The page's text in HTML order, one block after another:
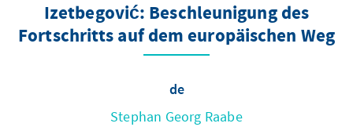
Izetbegović: Beschleunigung des
Fortschritts auf dem europäischen Weg
de
Stephan Georg Raabe